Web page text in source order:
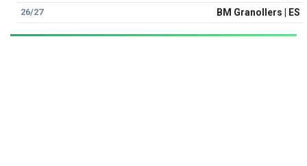
26/27 BM Granollers | ES